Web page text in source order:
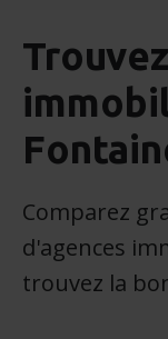
Comparez
d'agences
trouvez la